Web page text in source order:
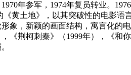
年参军，1974年复员转业。
黄土地》，以其突破性的电影
，新颖的画面结构，寓言化的
《荆柯刺秦》（1999年），《和